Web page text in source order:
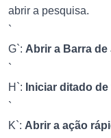
abrir a pesquisa.
`
G`: Abrir a Barra de
`
H`: Iniciar ditado de
`
K`: Abrir a ação